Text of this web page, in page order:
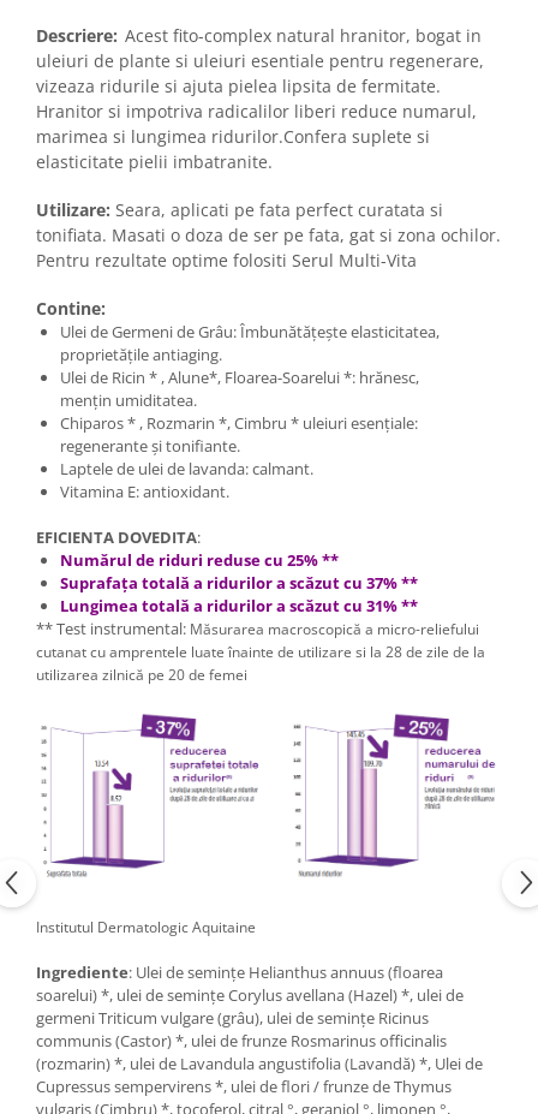
Descriere: Acest fito-complex natural hranitor, bogat in
uleiuri de plante si uleiuri esentiale pentru regenerare,
vizeaza ridurile si ajuta pielea lipsita de fermitate.
Hranitor si impotriva radicalilor liberi reduce numarul,
marimea si lungimea ridurilor.Confera suplete si
elasticitate pielii imbatranite.
Utilizare: Seara, aplicati pe fata perfect curatata si
tonifiata. Masati o doza de ser pe fata, gat si zona ochilor.
Pentru rezultate optime folositi Serul Multi-Vita
Contine:
Ulei de Germeni de Grâu: Îmbunătățește elasticitatea,
proprietățile antiaging.
Ulei de Ricin * , Alune*, Floarea-Soarelui *: hrănesc,
mențin umiditatea.
Chiparos * , Rozmarin *, Cimbru * uleiuri esențiale:
regenerante și tonifiante.
Laptele de ulei de lavanda: calmant.
Vitamina E: antioxidant.
EFICIENTA DOVEDITA:
Numărul de riduri reduse cu 25% **
Suprafața totală a ridurilor a scăzut cu 37% **
Lungimea totală a ridurilor a scăzut cu 31% **
** Test instrumental: Măsurarea macroscopică a micro-reliefului
cutanat cu amprentele luate înainte de utilizare si la 28 de zile de la
utilizarea zilnică pe 20 de femei
Institutul Dermatologic Aquitaine
Ingrediente: Ulei de semințe Helianthus annuus (floarea
soarelui) *, ulei de semințe Corylus avellana (Hazel) *, ulei de
germeni Triticum vulgare (grâu), ulei de semințe Ricinus
communis (Castor) *, ulei de frunze Rosmarinus officinalis
(rozmarin) *, ulei de Lavandula angustifolia (Lavandă) *, Ulei de
Cupressus sempervirens *, ulei de flori / frunze de Thymus